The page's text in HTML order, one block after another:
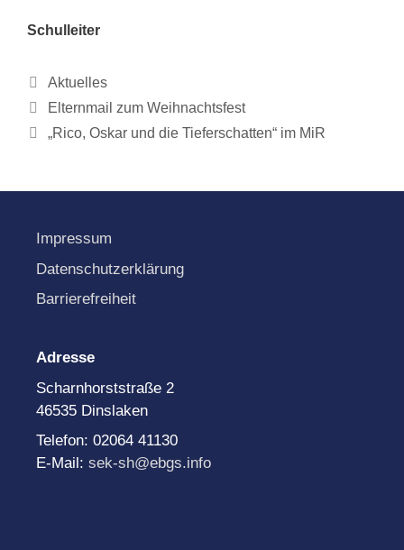
Schulleiter
Kategorien
Aktuelles
Elternmail zum Weihnachtsfest
„Rico, Oskar und die Tieferschatten“ im MiR
Impressum
Datenschutzerklärung
Barrierefreiheit
Adresse
Scharnhorststraße 2
46535 Dinslaken
Telefon: 02064 41130
E-Mail: sek-sh@ebgs.info